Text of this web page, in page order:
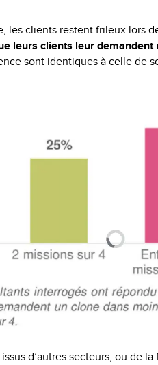
les clients restent frileux lors
leurs clients leur demandent
sont identiques à celle de
d’autres secteurs, ou de